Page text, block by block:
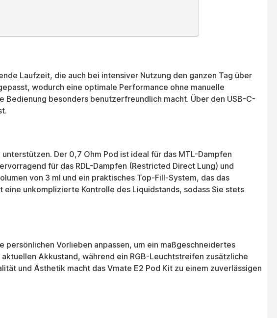
Laufzeit, die auch bei intensiver Nutzung den ganzen Tag über
wodurch eine optimale Performance ohne manuelle
besonders benutzerfreundlich macht. Über den USB-C-
Der 0,7 Ohm Pod ist ideal für das MTL-Dampfen
für das RDL-Dampfen (Restricted Direct Lung) und
von 3 ml und ein praktisches Top-Fill-System, das das
unkomplizierte Kontrolle des Liquidstands, sodass Sie stets
Vorlieben anpassen, um ein maßgeschneidertes
Akkustand, während ein RGB-Leuchtstreifen zusätzliche
und Ästhetik macht das Vmate E2 Pod Kit zu einem zuverlässigen